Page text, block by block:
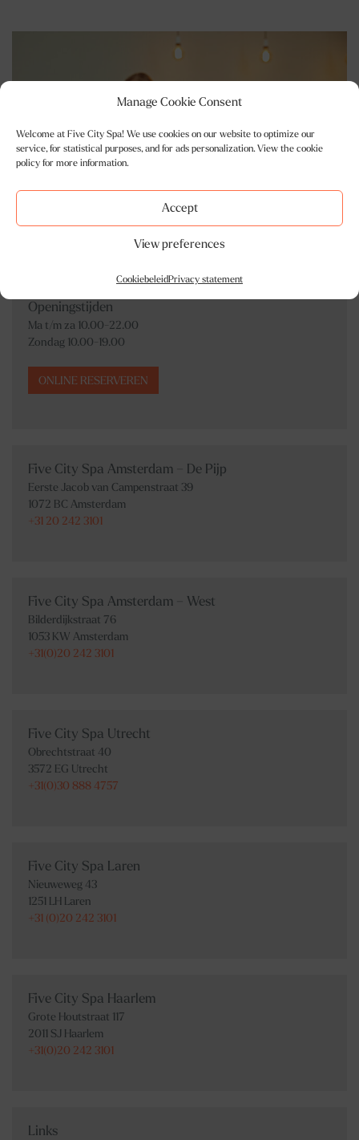
Manage Cookie Consent
Welcome at Five City Spa! We use cookies on our website to optimize our
service, for statistical purposes, and for ads personalization. View the cookie
policy for more information.
Accept
View preferences
CookiebeleidPrivacy statement
Openingstijden
Ma t/m za 10.00-22.00
Zondag 10.00-19.00
ONLINE RESERVEREN
Five City Spa Amsterdam – De Pijp
Eerste Jacob van Campenstraat 39
1072 BC Amsterdam
+31 20 242 3101
Five City Spa Amsterdam – West
Bilderdijkstraat 76
1053 KW Amsterdam
+31(0)20 242 3101
Five City Spa Utrecht
Obrechtstraat 40
3572 EG Utrecht
+31(0)30 888 4757
Five City Spa Laren
Nieuweweg 43
1251 LH Laren
+31 (0)20 242 3101
Five City Spa Haarlem
Grote Houtstraat 117
2011 SJ Haarlem
+31(0)20 242 3101
Links